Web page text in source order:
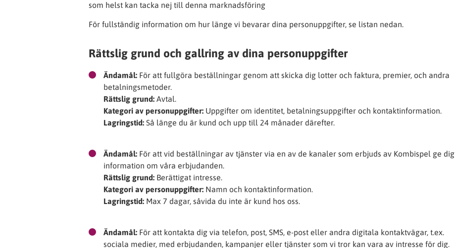
som helst kan tacka nej till denna marknadsföring
För fullständig information om hur länge vi bevarar dina personuppgifter, se listan nedan.
Rättslig grund och gallring av dina personuppgifter
Ändamål: För att fullgöra beställningar genom att skicka dig lotter och faktura, premier, och andra
betalningsmetoder.
Rättslig grund: Avtal.
Kategori av personuppgifter: Uppgifter om identitet, betalningsuppgifter och kontaktinformation.
Lagringstid: Så länge du är kund och upp till 24 månader därefter.
Ändamål: För att vid beställningar av tjänster via en av de kanaler som erbjuds av Kombispel ge dig
information om våra erbjudanden.
Rättslig grund: Berättigat intresse.
Kategori av personuppgifter: Namn och kontaktinformation.
Lagringstid: Max 7 dagar, såvida du inte är kund hos oss.
Ändamål: För att kontakta dig via telefon, post, SMS, e-post eller andra digitala kontaktvägar, t.ex.
sociala medier, med erbjudanden, kampanjer eller tjänster som vi tror kan vara av intresse för dig.